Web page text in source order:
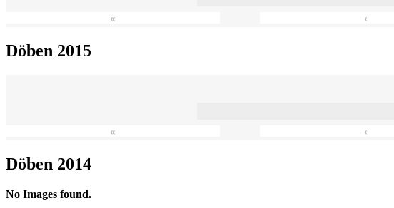
« ‹
Döben 2015
« ‹
Döben 2014
No Images found.